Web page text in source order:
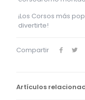
¡Los Corsos más
divertirte!
Compartir
Artículos